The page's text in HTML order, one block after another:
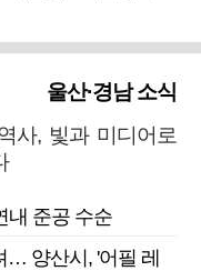
울산·경남 소식
사, 빛과 미디어로
내 준공 수순
… 양산시, '어필 레